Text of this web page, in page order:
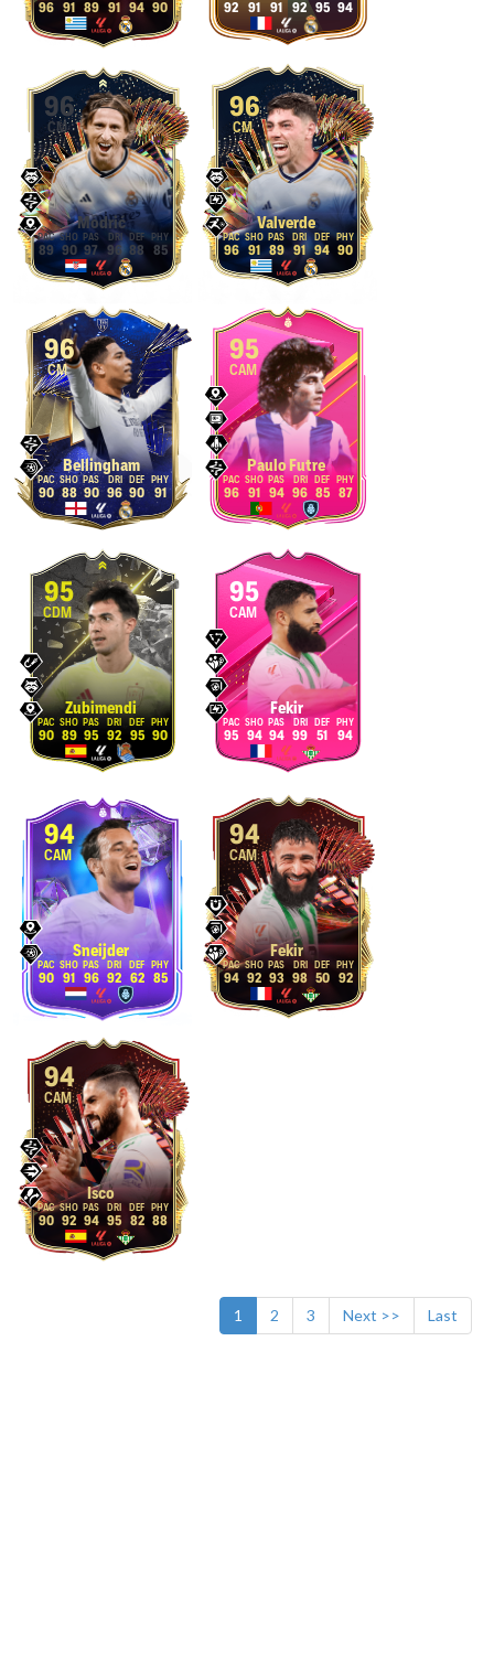
96 91 89 91 94 90 92 91 91 92 95 94
96
CM
Modrić
89 90 97 96 88 85
96
CM
Valverde
96 91 89 91 94 90
96
CM
Bellingham
90 88 90 96 90 91
95
CAM
Paulo Futre
96 91 94 96 85 87
95
CDM
Zubimendi
90 89 95 92 95 90
95
CAM
Fekir
95 94 94 99 51 94
94
CAM
Sneijder
90 91 96 92 62 85
94
CAM
Fekir
94 92 93 98 50 92
94
CAM
Isco
90 92 94 95 82 88
1 2 3 Next >> Last